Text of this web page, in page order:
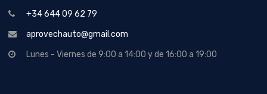
+34 644 09 62 79
aprovechauto@gmail.com
Lunes - Viernes de 9:00 a 14:00 y de 16:00 a 19:00